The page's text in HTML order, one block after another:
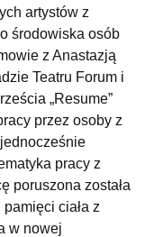
artystów z
środowiska osób
z Anastazją
Teatru Forum i
„Resume”
przez osoby z
pracy z
poruszona została
ciała z
w nowej